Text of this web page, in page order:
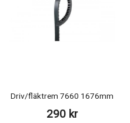
Driv/fläktrem 7660 1676mm
290 kr